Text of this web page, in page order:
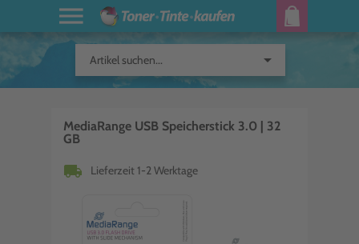
Artikel suchen... arrow_drop_down
MediaRange USB Speicherstick 3.0 | 32
GB
local_shipping Lieferzeit 1-2 Werktage